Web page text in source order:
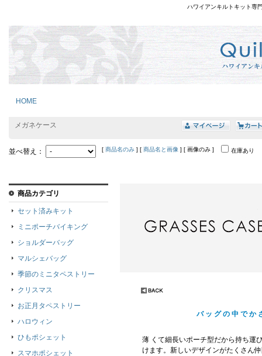
ハワイアンキルトキット専
HOME
メガネケース
並べ替え： [ 商品名のみ ] [ 商品名と画像 ] [ 画像のみ ] 在庫あり
バッグの中でか
薄 くて細長いポーチ型だから持ち運
けます。新しいデザインがたくさん
商品カテゴリ
セット済みキット
ミニポーチバイキング
ショルダーバッグ
マルシェバッグ
季節のミニタペストリー
クリスマス
お正月タペストリー
ハロウィン
ひもポシェット
スマホポシェット